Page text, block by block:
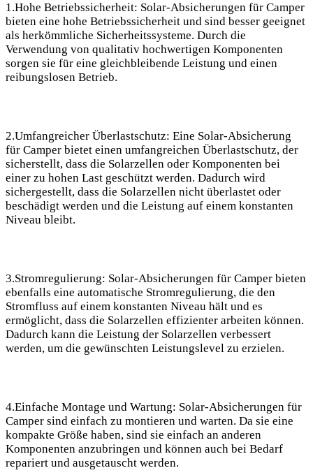
1.Hohe ⁢Betriebssicherheit: Solar-Absicherungen für Camper
bieten eine hohe Betriebssicherheit und sind besser geeignet
als herkömmliche Sicherheitssysteme. Durch⁣ die
Verwendung‌ von qualitativ hochwertigen Komponenten⁣
sorgen ​sie für eine ​gleichbleibende Leistung und einen
reibungslosen Betrieb.
2.Umfangreicher Überlastschutz:⁤ Eine Solar-Absicherung
für Camper bietet einen umfangreichen Überlastschutz, der
sicherstellt, dass die Solarzellen oder Komponenten bei‍
einer zu hohen Last geschützt werden. Dadurch ⁣wird
sichergestellt,⁣ dass die Solarzellen nicht überlastet ‍oder
beschädigt werden ⁤und die Leistung auf einem konstanten
Niveau bleibt.
3.Stromregulierung:‌ Solar-Absicherungen‍ für Camper bieten
‍ebenfalls eine‌ automatische ​Stromregulierung, die den
Stromfluss ⁢auf einem konstanten Niveau hält ‌und es
ermöglicht,⁢ dass die Solarzellen‌ effizienter arbeiten können.
Dadurch kann die Leistung ​der Solarzellen ‍verbessert
werden, um die gewünschten ​Leistungslevel⁢ zu erzielen.
4.Einfache Montage und Wartung: Solar-Absicherungen für
Camper sind⁤ einfach zu montieren und warten. Da sie eine
⁤kompakte Größe haben, sind sie einfach an anderen
Komponenten‍ anzubringen und können⁢ auch ⁤bei​ Bedarf
‌repariert und​ ausgetauscht werden.